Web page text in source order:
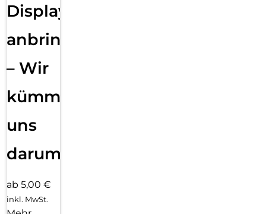
Displayfolie
anbringen
– Wir
kümmern
uns
darum!
ab 5,00 €
inkl. MwSt.